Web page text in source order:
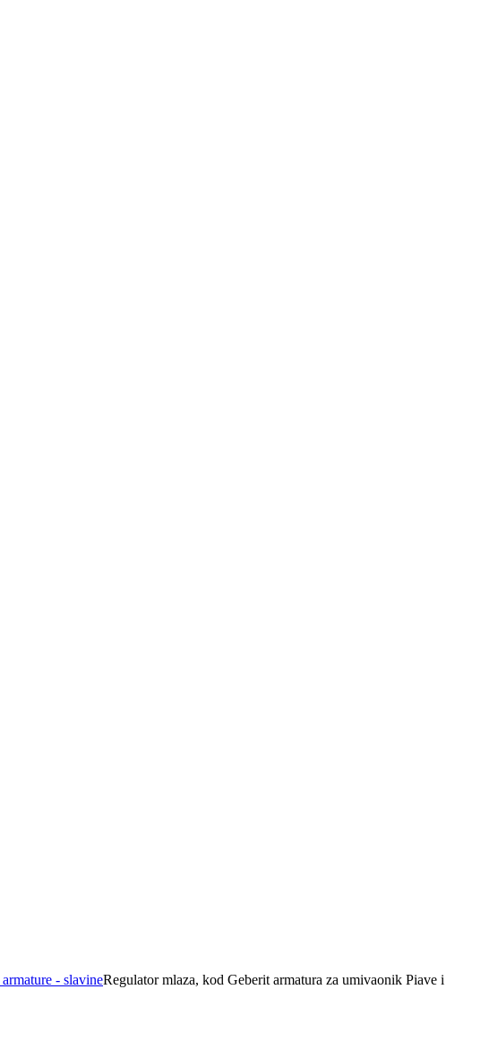
- slavineRegulator mlaza, kod Geberit armatura za umivaonik Piave i